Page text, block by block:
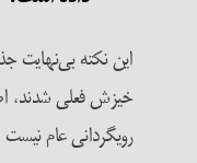
این نکته بی‌نهایت
خیزش فعلی شدند،
رویگردانی عام